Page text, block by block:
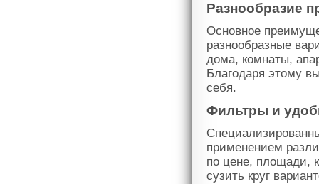
Разнообразие
Основное
разнообразные
дома, комнаты,
Благодаря этому
себя.
Фильтры и
применением
по цене, площади,
сузить круг